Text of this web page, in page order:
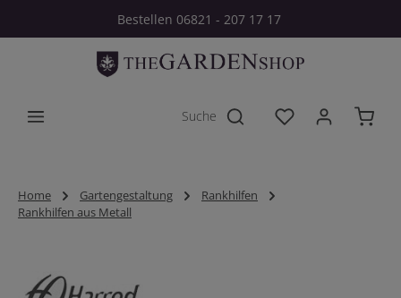
Zum Hauptinhalt springenBestellen 06821 - 207 17 17
Du hast 0
Home Gartengestaltung
Rankhilfen
Rankhilfen aus Metall